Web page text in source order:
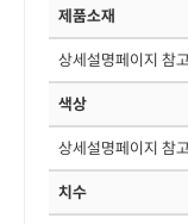
제품소재
상세설명페이지 참고
색상
상세설명페이지 참고
치수